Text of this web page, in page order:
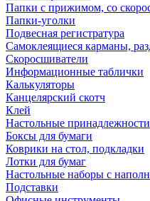
Папки с прижимом, со
Папки-уголки
Подвесная регистратура
Самоклеящиеся карманы,
Скоросшиватели
Информационные таблички
Калькуляторы
Канцелярский скотч
Клей
Настольные принадлежности
Боксы для бумаги
Коврики на стол, подкладки
Лотки для бумаг
Настольные наборы с
Подставки